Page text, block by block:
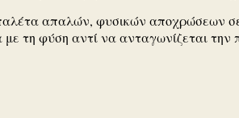
απαλών, φυσικών αποχρώσεων
με τη φύση αντί να ανταγωνίζεται